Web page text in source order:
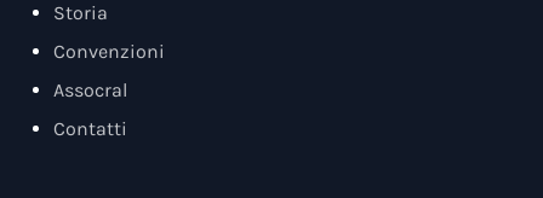
Storia
Convenzioni
Assocral
Contatti